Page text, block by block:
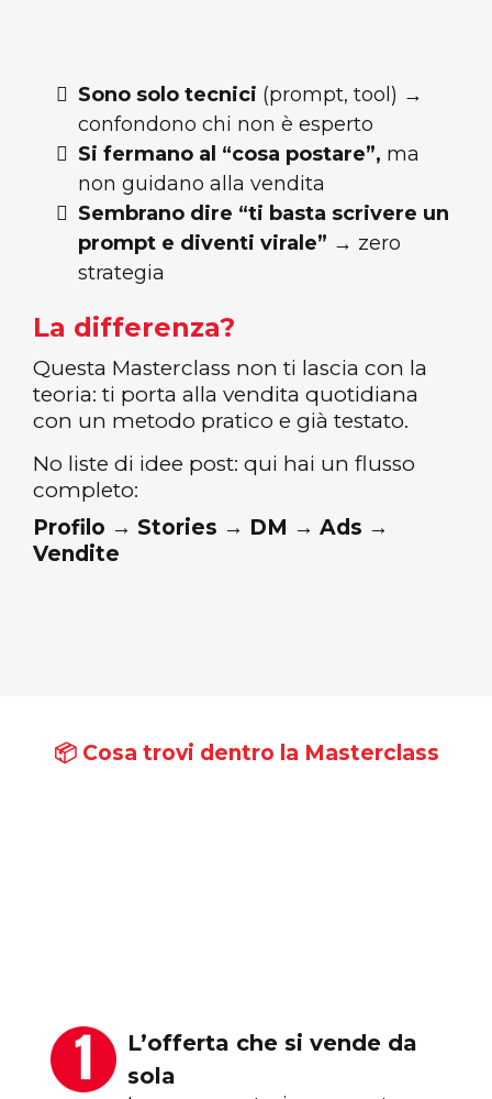
Sono solo tecnici (prompt, tool) →
confondono chi non è esperto
Si fermano al “cosa postare”, ma
non guidano alla vendita
Sembrano dire “ti basta scrivere un
prompt e diventi virale” → zero
strategia
La differenza?
Questa Masterclass non ti lascia con la
teoria: ti porta alla vendita quotidiana
con un metodo pratico e già testato.
No liste di idee post: qui hai un flusso
completo:
Profilo → Stories → DM → Ads →
Vendite
📦 Cosa trovi dentro la Masterclass
L’offerta che si vende da
sola